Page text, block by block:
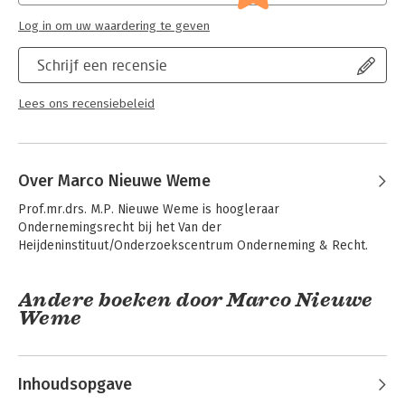
van wijzigingen in (Europese) wet- en regelgeving,
jurisprudentie en andere ontwikkelingen in het rechtsgebied.
Vóór de publicatie van dit handboek ontbrak het aan een
actuele positiefrechtelijke analyse van het geldende
jaarrekeningenrecht. Met deze uitgave bent u dus weer
helemaal bij in alle facetten van het jaarrekeningenrecht.
Serie:
Instituut te Nijmegen
Schrijf een recensie
Lees ons recensiebeleid
Log in om uw waardering te geven
Over Marco Nieuwe Weme
Prof.mr.drs. M.P. Nieuwe Weme is hoogleraar
Ondernemingsrecht bij het Van der
Heijdeninstituut/Onderzoekscentrum Onderneming & Recht.
Andere boeken door Marco Nieuwe
Weme
Inhoudsopgave